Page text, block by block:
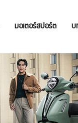
มอเตอร์สปอร์ต บ